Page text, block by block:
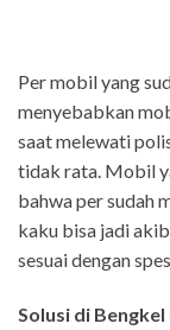
Per mobil yang
menyebabkan
saat melewati
tidak rata. Mobil
bahwa per sudah
kaku bisa jadi
sesuai dengan
Solusi di